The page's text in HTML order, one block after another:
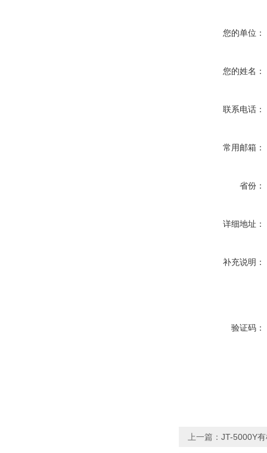
您的单位：
您的姓名：
联系电话：
常用邮箱：
省份：
详细地址：
补充说明：
验证码：
上一篇： JT-5000Y